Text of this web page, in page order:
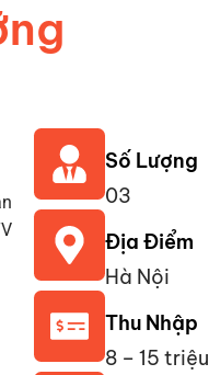
Số Lượng
03
Địa Điểm
Hà Nội
Thu Nhập
8 – 15 triệu